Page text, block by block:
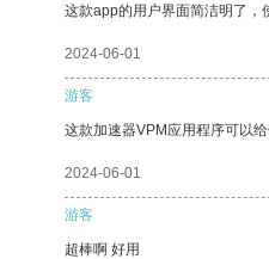
这款app的用户界面简洁明了，
2024-06-01
游客
这款加速器VPM应用程序可以
2024-06-01
游客
超棒啊 好用